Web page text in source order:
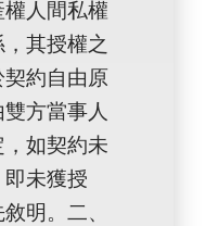
人間私權
其授權之
約自由原
雙方當事人
，如契約未
未獲授
明。二、